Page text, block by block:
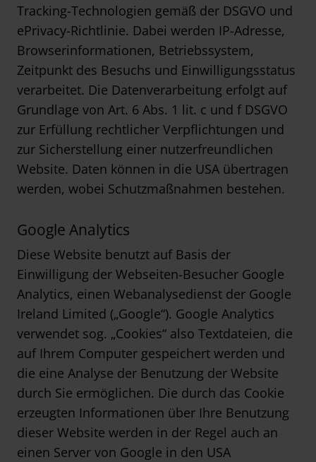
Tracking-Technologien gemäß der DSGVO und
ePrivacy-Richtlinie. Dabei werden IP-Adresse,
Browserinformationen, Betriebssystem,
Zeitpunkt des Besuchs und Einwilligungsstatus
verarbeitet. Die Datenverarbeitung erfolgt auf
Grundlage von Art. 6 Abs. 1 lit. c und f DSGVO
zur Erfüllung rechtlicher Verpflichtungen und
zur Sicherstellung einer nutzerfreundlichen
Website. Daten können in die USA übertragen
werden, wobei Schutzmaßnahmen bestehen.
Google Analytics
Diese Website benutzt auf Basis der
Einwilligung der Webseiten-Besucher Google
Analytics, einen Webanalysedienst der Google
Ireland Limited („Google“). Google Analytics
verwendet sog. „Cookies“ also Textdateien, die
auf Ihrem Computer gespeichert werden und
die eine Analyse der Benutzung der Website
durch Sie ermöglichen. Die durch das Cookie
erzeugten Informationen über Ihre Benutzung
dieser Website werden in der Regel auch an
einen Server von Google in den USA